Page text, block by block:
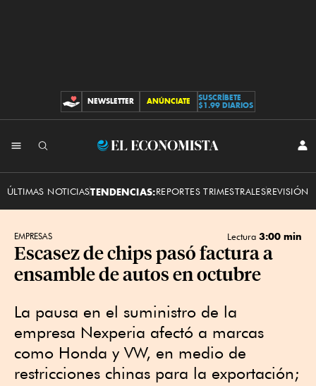
CONTRIBUCIONES
NEWSLETTER ANÚNCIATE
SUSCRÍBETE
$1.99 DIARIOS
El
ÚLTIMAS NOTICIASTENDENCIAS:REPORTES TRIMESTRALESREVISIÓN
EMPRESAS Lectura 3:00 min
Escasez de chips pasó factura a
ensamble de autos en octubre
La pausa en el suministro de la
empresa Nexperia afectó a marcas
como Honda y VW, en medio de
restricciones chinas para la exportación;